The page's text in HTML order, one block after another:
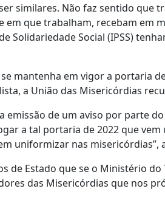
similares. Não faz sentido que
que trabalham, recebam em
Social (IPSS)
mantenha em vigor a portaria
a União das Misericórdias
emissão de um aviso por parte
a tal portaria de 2022 que
uniformizar nas misericórdias”,
de Estado que se o Ministério
das Misericórdias que nos